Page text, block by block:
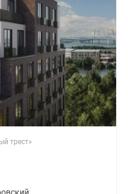
трест»